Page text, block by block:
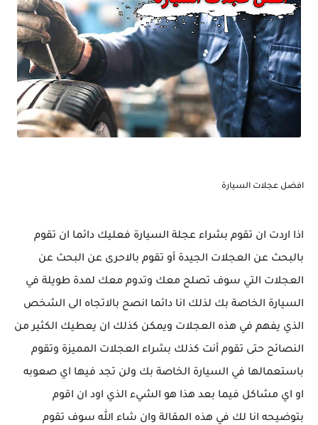
افضل عجلات السيارة
اذا اردت ان تقوم بشراء عجلة السيارة فعليك دائما ان تقوم
بالبحث عن العجلات الجيدة أو تقوم بالاحرى عن البحث عن
العجلات التي سوف تصلح معك وتدوم معك لمدة طويلة في
السيارة الخاصة بك لذلك انا دائما انصح بالاتجاه الى الشخص
الذي يفهم في هذه العجلات ويمكن كذلك ان يعطيك الكثير من
النصائح حتى تقوم أنت كذلك بشراء العجلات المميزة وتقوم
باستعمالها في السيارة الخاصة بك ولن تجد فيها اي صعوبه
او اي مشاكل فيما بعد هذا هو الشيء الذي اود ان اقوم
بتوضيحه انا لك في هذه المقالة وان شاء الله سوف تقوم